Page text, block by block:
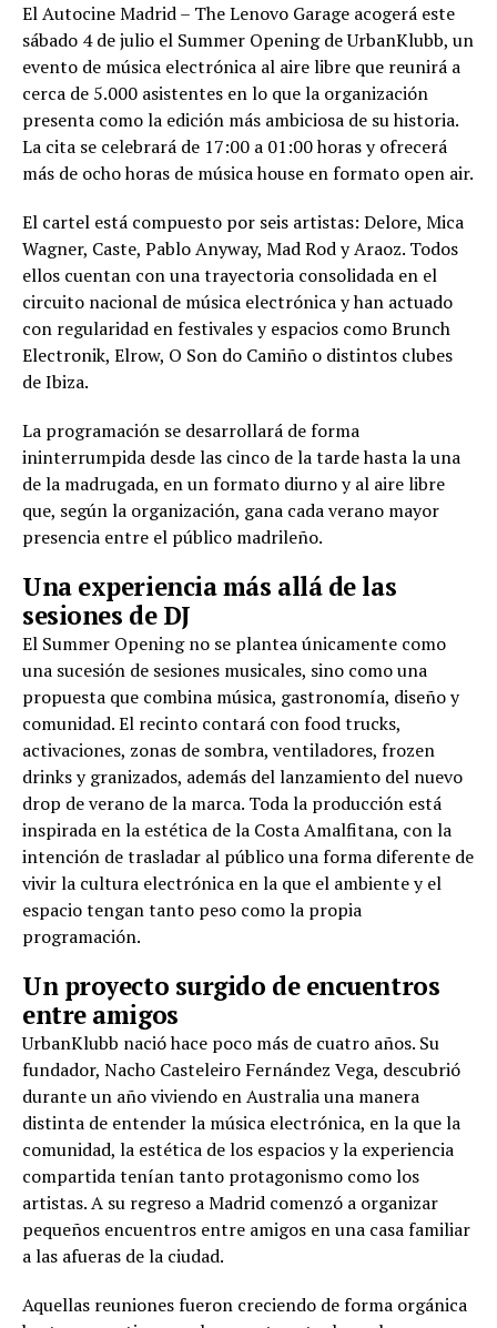
El Autocine Madrid – The Lenovo Garage acogerá este
sábado 4 de julio el Summer Opening de UrbanKlubb, un
evento de música electrónica al aire libre que reunirá a
cerca de 5.000 asistentes en lo que la organización
presenta como la edición más ambiciosa de su historia.
La cita se celebrará de 17:00 a 01:00 horas y ofrecerá
más de ocho horas de música house en formato open air.
El cartel está compuesto por seis artistas: Delore, Mica
Wagner, Caste, Pablo Anyway, Mad Rod y Araoz. Todos
ellos cuentan con una trayectoria consolidada en el
circuito nacional de música electrónica y han actuado
con regularidad en festivales y espacios como Brunch
Electronik, Elrow, O Son do Camiño o distintos clubes
de Ibiza.
La programación se desarrollará de forma
ininterrumpida desde las cinco de la tarde hasta la una
de la madrugada, en un formato diurno y al aire libre
que, según la organización, gana cada verano mayor
presencia entre el público madrileño.
Una experiencia más allá de las
sesiones de DJ
El Summer Opening no se plantea únicamente como
una sucesión de sesiones musicales, sino como una
propuesta que combina música, gastronomía, diseño y
comunidad. El recinto contará con food trucks,
activaciones, zonas de sombra, ventiladores, frozen
drinks y granizados, además del lanzamiento del nuevo
drop de verano de la marca. Toda la producción está
inspirada en la estética de la Costa Amalfitana, con la
intención de trasladar al público una forma diferente de
vivir la cultura electrónica en la que el ambiente y el
espacio tengan tanto peso como la propia
programación.
Un proyecto surgido de encuentros
entre amigos
UrbanKlubb nació hace poco más de cuatro años. Su
fundador, Nacho Casteleiro Fernández Vega, descubrió
durante un año viviendo en Australia una manera
distinta de entender la música electrónica, en la que la
comunidad, la estética de los espacios y la experiencia
compartida tenían tanto protagonismo como los
artistas. A su regreso a Madrid comenzó a organizar
pequeños encuentros entre amigos en una casa familiar
a las afueras de la ciudad.
Aquellas reuniones fueron creciendo de forma orgánica